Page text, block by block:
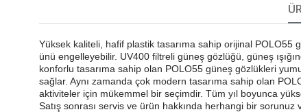
Yüksek kaliteli, hafif plastik tasarıma sahip orijinal
ünü engelleyebilir. UV400 filtreli güneş gözlüğü, güneş
konforlu tasarıma sahip olan POLO55 güneş gözlükleri
sağlar. Aynı zamanda çok modern tasarıma sahip olan
aktiviteler için mükemmel bir seçimdir. Tüm yıl boyunca
Satış sonrası servis ve ürün hakkında herhangi bir